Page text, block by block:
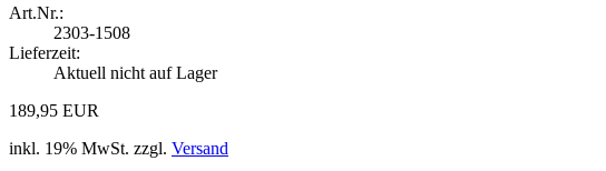
Art.Nr.:
2303-1508
Lieferzeit:
Aktuell nicht auf Lager
189,95 EUR
inkl. 19% MwSt. zzgl. Versand